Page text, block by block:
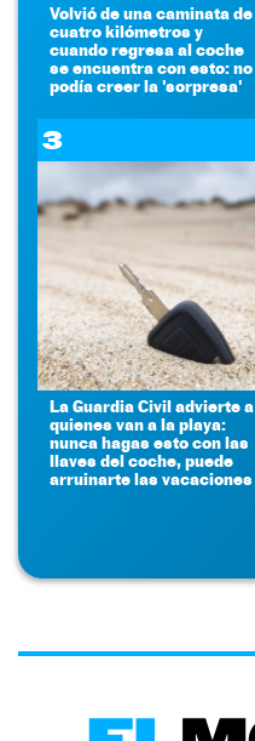
Volvió de una caminata de
cuatro kilómetros y
cuando regresa al coche
se encuentra con esto: no
podía creer la 'sorpresa'
3
La Guardia Civil advierte a
quienes van a la playa:
nunca hagas esto con las
llaves del coche, puede
arruinarte las vacaciones